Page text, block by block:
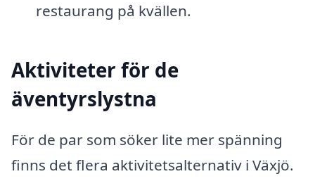
restaurang på kvällen.
Aktiviteter för de
äventyrslystna
För de par som söker lite mer spänning
finns det flera aktivitetsalternativ i Växjö.